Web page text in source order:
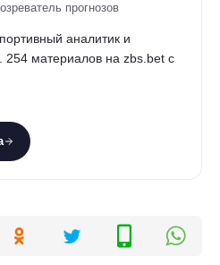
прогнозов
аналитик и
254 материалов на zbs.bet с